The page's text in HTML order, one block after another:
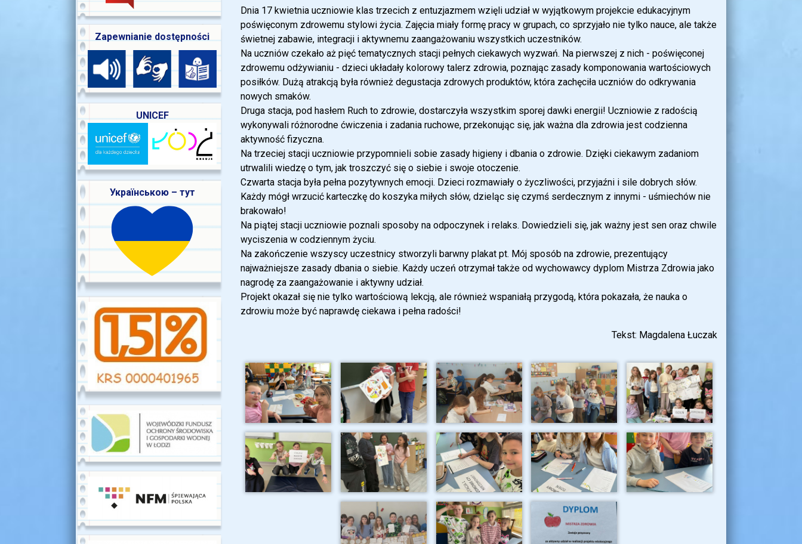
Dnia 17 kwietnia uczniowie klas trzecich z entuzjazmem wzięli udział w wyjątkowym projekcie edukacyjnym
poświęconym zdrowemu stylowi życia. Zajęcia miały formę pracy w grupach, co sprzyjało nie tylko nauce, ale także
świetnej zabawie, integracji i aktywnemu zaangażowaniu wszystkich uczestników.
Na uczniów czekało aż pięć tematycznych stacji pełnych ciekawych wyzwań. Na pierwszej z nich - poświęconej
zdrowemu odżywianiu - dzieci układały kolorowy talerz zdrowia, poznając zasady komponowania wartościowych
posiłków. Dużą atrakcją była również degustacja zdrowych produktów, która zachęciła uczniów do odkrywania
nowych smaków.
Druga stacja, pod hasłem Ruch to zdrowie, dostarczyła wszystkim sporej dawki energii! Uczniowie z radością
wykonywali różnorodne ćwiczenia i zadania ruchowe, przekonując się, jak ważna dla zdrowia jest codzienna
aktywność fizyczna.
Na trzeciej stacji uczniowie przypomnieli sobie zasady higieny i dbania o zdrowie. Dzięki ciekawym zadaniom
utrwalili wiedzę o tym, jak troszczyć się o siebie i swoje otoczenie.
Czwarta stacja była pełna pozytywnych emocji. Dzieci rozmawiały o życzliwości, przyjaźni i sile dobrych słów.
Każdy mógł wrzucić karteczkę do koszyka miłych słów, dzieląc się czymś serdecznym z innymi - uśmiechów nie
brakowało!
Na piątej stacji uczniowie poznali sposoby na odpoczynek i relaks. Dowiedzieli się, jak ważny jest sen oraz chwile
wyciszenia w codziennym życiu.
Na zakończenie wszyscy uczestnicy stworzyli barwny plakat pt. Mój sposób na zdrowie, prezentujący
najważniejsze zasady dbania o siebie. Każdy uczeń otrzymał także od wychowawcy dyplom Mistrza Zdrowia jako
nagrodę za zaangażowanie i aktywny udział.
Projekt okazał się nie tylko wartościową lekcją, ale również wspaniałą przygodą, która pokazała, że nauka o
zdrowiu może być naprawdę ciekawa i pełna radości!
Tekst: Magdalena Łuczak
Zapewnianie dostępności
UNICEF
Українською – тут